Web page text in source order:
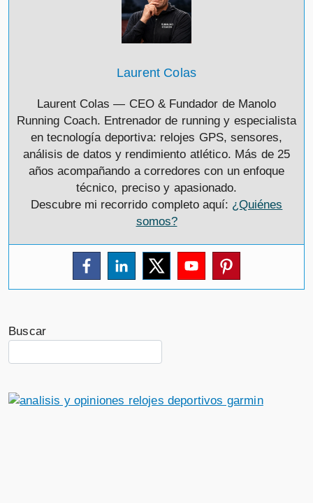
Laurent Colas
Laurent Colas — CEO & Fundador de Manolo
Running Coach. Entrenador de running y especialista
en tecnología deportiva: relojes GPS, sensores,
análisis de datos y rendimiento atlético. Más de 25
años acompañando a corredores con un enfoque
técnico, preciso y apasionado.
Descubre mi recorrido completo aquí: ¿Quiénes
somos?
Buscar